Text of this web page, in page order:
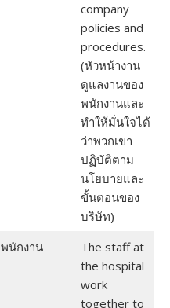
company
policies and
procedures.
(หัวหน้างาน
ดูแลงานของ
พนักงานและ
ทำให้มั่นใจได้
ว่าพวกเขา
ปฏิบัติตาม
นโยบายและ
ขั้นตอนของ
บริษัท)
พนักงาน
The staff at
the hospital
work
together to